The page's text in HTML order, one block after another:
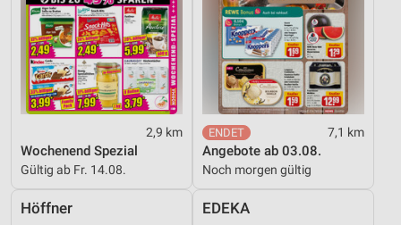
2,9 km
Wochenend Spezial
Gültig ab Fr. 14.08.
7,1 km
Angebote ab 03.08.
Noch morgen gültig
Höffner EDEKA